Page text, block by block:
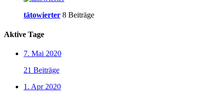
tätowierter 8 Beiträge
Aktive Tage
7. Mai 2020
21 Beiträge
1. Apr 2020